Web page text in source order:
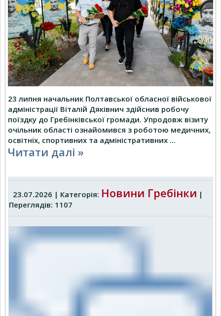
23 липня начальник Полтавської обласної військової
адміністрації Віталій Дяківнич здійснив робочу
поїздку до Гребінківської громади. Упродовж візиту
очільник області ознайомився з роботою медичних,
освітніх, спортивних та адміністративних ...
Читати далі »
23.07.2026 | Категорія: Новини Гребінки |
Переглядів: 1107